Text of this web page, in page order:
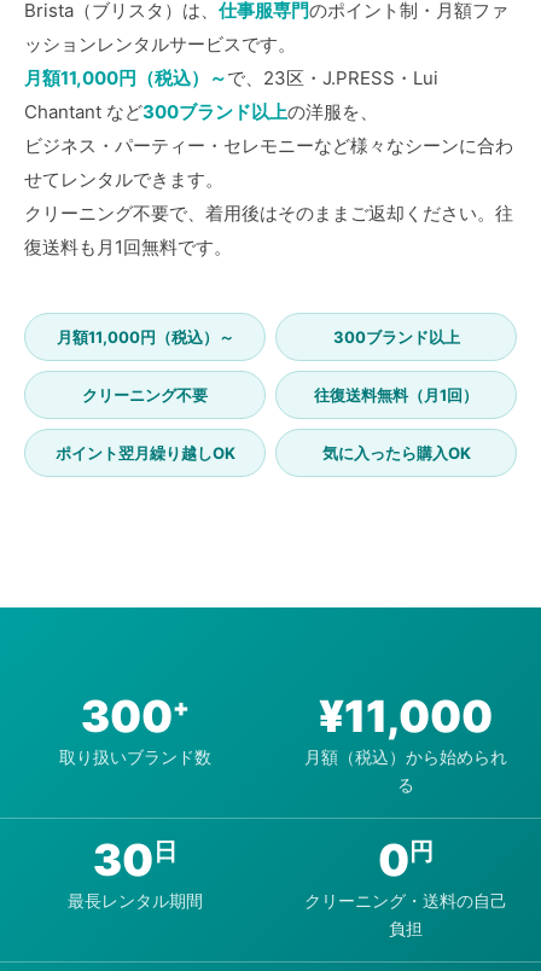
Brista（ブリスタ）は、 仕事服専門のポイント制・月額ファ
ッションレンタルサービスです。
月額11,000円（税込）～で、23区・J.PRESS・Lui
Chantant など300ブランド以上の洋服を、
ビジネス・パーティー・セレモニーなど様々なシーンに合わ
せてレンタルできます。
クリーニング不要で、着用後はそのままご返却ください。往
復送料も月1回無料です。
月額11,000円（税込）～ 300ブランド以上
クリーニング不要 往復送料無料（月1回）
ポイント翌月繰り越しOK 気に入ったら購入OK
300+
取り扱いブランド数
¥11,000
月額（税込）から始められ
る
30 日
最長レンタル期間
0 円
クリーニング・送料の自己
負担